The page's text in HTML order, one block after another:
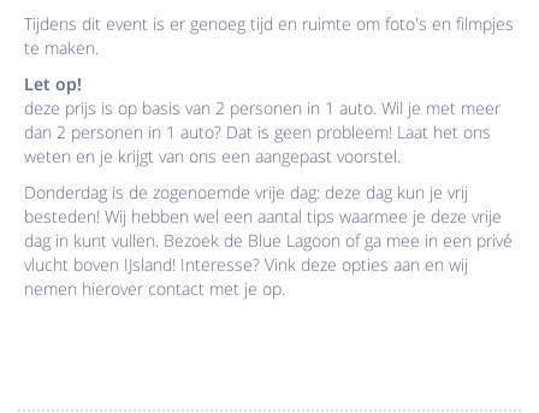
Tijdens dit event is er genoeg tijd en ruimte om foto's en filmpjes
te maken.
Let op!
deze prijs is op basis van 2 personen in 1 auto. Wil je met meer
dan 2 personen in 1 auto? Dat is geen probleem! Laat het ons
weten en je krijgt van ons een aangepast voorstel.
Donderdag is de zogenoemde vrije dag: deze dag kun je vrij
besteden! Wij hebben wel een aantal tips waarmee je deze vrije
dag in kunt vullen. Bezoek de Blue Lagoon of ga mee in een privé
vlucht boven IJsland! Interesse? Vink deze opties aan en wij
nemen hierover contact met je op.